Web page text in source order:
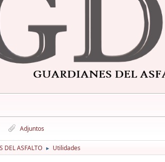
Adjuntos
DEL ASFALTO ► Utilidades